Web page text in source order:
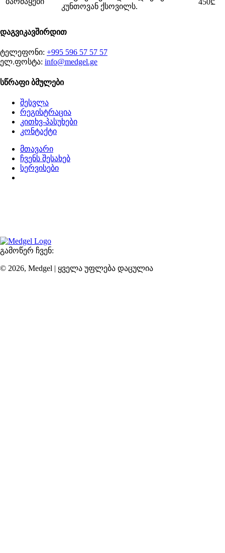
კუნთოვან ქსოვილს.
450₾
დაგვიკავშირდით
ტელეფონი: +995 596 57 57 57
ელ.ფოსტა: info@medgel.ge
სწრაფი ბმულები
შესვლა
რეგისტრაცია
კითხვ-პასუხები
კონტაქტი
მთავარი
ჩვენს შესახებ
სერვისები
გამოწერ ჩვენ:
© 2026, Medgel | ყველა უფლება დაცულია